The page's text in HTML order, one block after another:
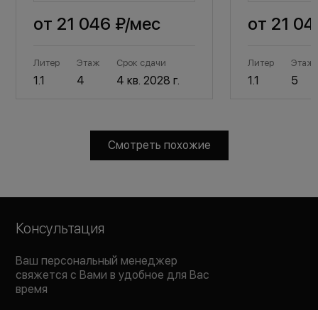
от 21 046 ₽/мес
Литер
1.1
Этаж
4
Срок сдачи
4 кв. 2028 г.
от 21
Литер
1.1
Этаж
5
Смотреть похожие
Консультация
Ваш персональный менеджер
свяжется с Вами в удобное для Вас
время